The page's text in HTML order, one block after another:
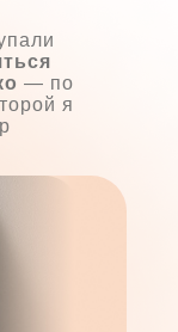
— по
я